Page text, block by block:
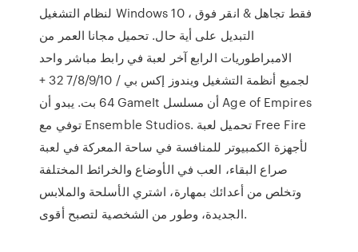
لنظام التشغيل Windows 10 ، فقط تجاهل & انقر فوق
التبديل على أية حال. تحميل مجانا العمر من
الامبراطوريات الرابع آخر لعبة في رابط مباشر واحد
لجميع أنظمة التشغيل ويندوز إكس بي / 7/8/9/10 32 +
64 بت. يبدو أن GameIt أن مسلسل Age of Empires
توفي مع Ensemble Studios. تحميل لعبة Free Fire
لأجهزة الكمبيوتر للمنافسة في ساحة المعركة في لعبة
صراع البقاء، العب في الأوضاع والخرائط المختلفة
وتخلص من أعدائك بمهارة، اشتري الأسلحة والملابس
الجديدة، وطور من الشخصية لتصبح أقوى.